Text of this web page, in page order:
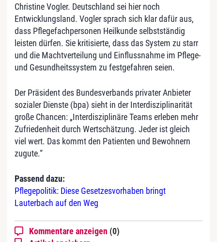
Christine Vogler. Deutschland sei hier noch
Entwicklungsland. Vogler sprach sich klar dafür aus,
dass Pflegefachpersonen Heilkunde selbstständig
leisten dürfen. Sie kritisierte, dass das System zu starr
und die Machtverteilung und Einflussnahme im Pflege-
und Gesundheitssystem zu festgefahren seien.
Der Präsident des Bundesverbands privater Anbieter
sozialer Dienste (bpa) sieht in der Interdisziplinarität
große Chancen: „Interdisziplinäre Teams erleben mehr
Zufriedenheit durch Wertschätzung. Jeder ist gleich
viel wert. Das kommt den Patienten und Bewohnern
zugute.“
Passend dazu:
Pflegepolitik: Diese Gesetzesvorhaben bringt
Lauterbach auf den Weg
Kommentare anzeigen (0)